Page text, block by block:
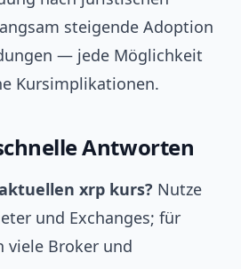
steigende Adoption
— jede Möglichkeit
Kursimplikationen.
Antworten
xrp kurs? Nutze
und Exchanges; für
viele Broker und